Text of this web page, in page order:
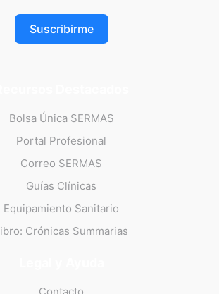
Suscribirme
Bolsa Única SERMAS
Portal Profesional
Correo SERMAS
Guías Clínicas
Equipamiento Sanitario
Crónicas Summarias